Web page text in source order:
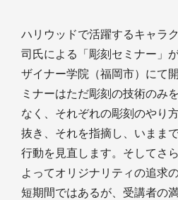
ハリウッドで活躍するキャラ
司氏による「彫刻セミナー」
ザイナー学院（福岡市）にて
ミナーはただ彫刻の技術のみ
なく、それぞれの彫刻のやり
抜き、それを指摘し、いまま
行動を見直します。そしてさ
よってオリジナリティの追求
短期間ではあるが、受講者の